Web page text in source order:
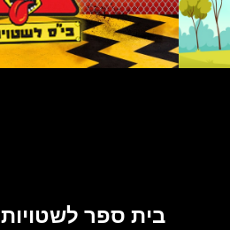
בית ספר לשטויות